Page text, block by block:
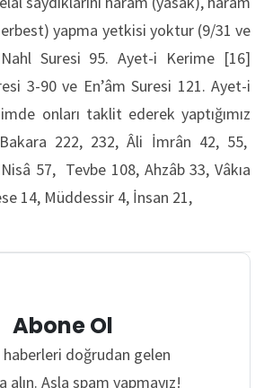
yapma yetkisi yoktur (9/31 ve
Nahl Suresi 95. Ayet-i Kerime [16]
3-90 ve En’âm Suresi 121. Ayet-i
onları taklit ederek yaptığımız
222, 232, Âli İmrân 42, 55,
57, Tevbe 108, Ahzâb 33, Vâkıa
14, Müddessir 4, İnsan 21,
Abone Ol
haberleri doğrudan gelen
alın. Asla spam yapmayız!